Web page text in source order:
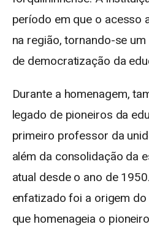
período em que o acesso
na região, tornando-se
de democratização da
Durante a homenagem,
legado de pioneiros da
primeiro professor da
além da consolidação da
atual desde o ano de
enfatizado foi a origem
que homenageia o